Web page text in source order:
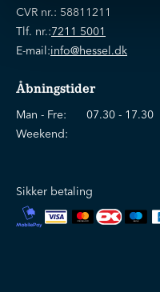
CVR nr.: 58811211
Tlf. nr.:7211 5001
E-mail:info@hessel.dk
Åbningstider
Man - Fre:
07.30 - 17.30
Weekend:
Sikker betaling